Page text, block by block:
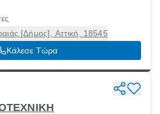
[Δήμος], Αττική, 18545
Κάλεσε Τώρα